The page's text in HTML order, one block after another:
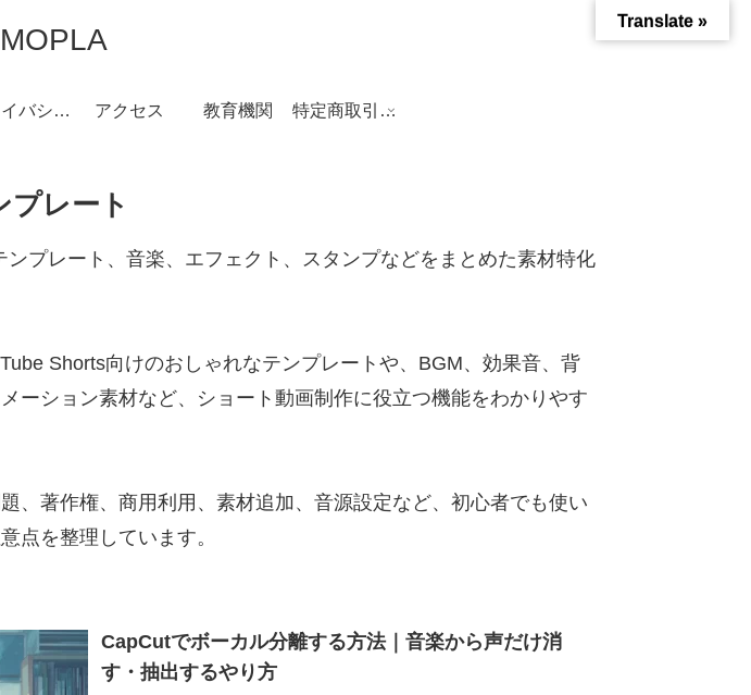
プライバシーポリシー アクセス 教育機関 特定商取引法に基づく表記
プレート
プレート、音楽、エフェクト、スタンプなどをまとめた素材特化
Shorts向けのおしゃれなテンプレートや、BGM、効果音、背
ーション素材など、ショート動画制作に役立つ機能をわかりやす
、著作権、商用利用、素材追加、音源設定など、初心者でも使い
点を整理しています。
CapCutでボーカル分離する方法｜音楽から声だけ消
す・抽出するやり方
Translate »